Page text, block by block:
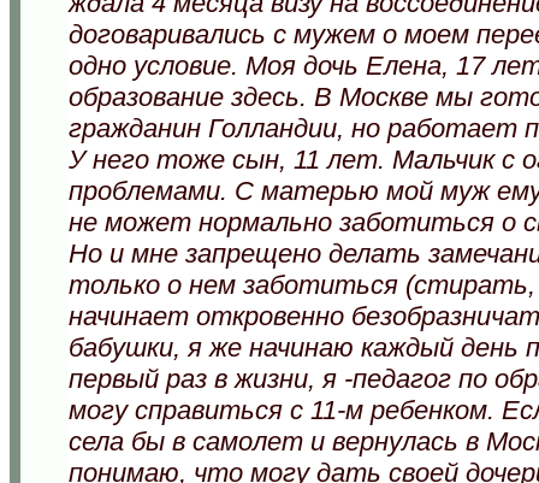
договаривались с мужем о моем
одно условие. Моя дочь Елена, 17
образование здесь. В Москве мы
гражданин Голландии, но работает
У него тоже сын, 11 лет. Мальчик с
проблемами. С матерью мой муж
не может нормально заботиться о
Но и мне запрещено делать
только о нем заботиться
начинает откровенно
бабушки, я же начинаю каждый день
первый раз в жизни, я -педагог по
могу справиться с 11-м ребенком.
села бы в самолет и вернулась в
понимаю, что могу дать своей